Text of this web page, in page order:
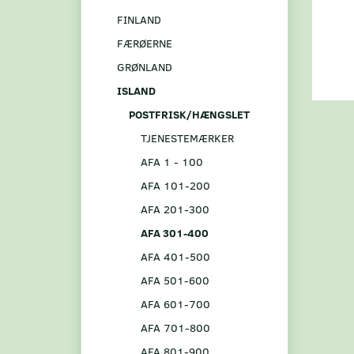
FINLAND
FÆRØERNE
GRØNLAND
ISLAND
POSTFRISK/HÆNGSLET
TJENESTEMÆRKER
AFA 1 - 100
AFA 101-200
AFA 201-300
AFA 301-400
AFA 401-500
AFA 501-600
AFA 601-700
AFA 701-800